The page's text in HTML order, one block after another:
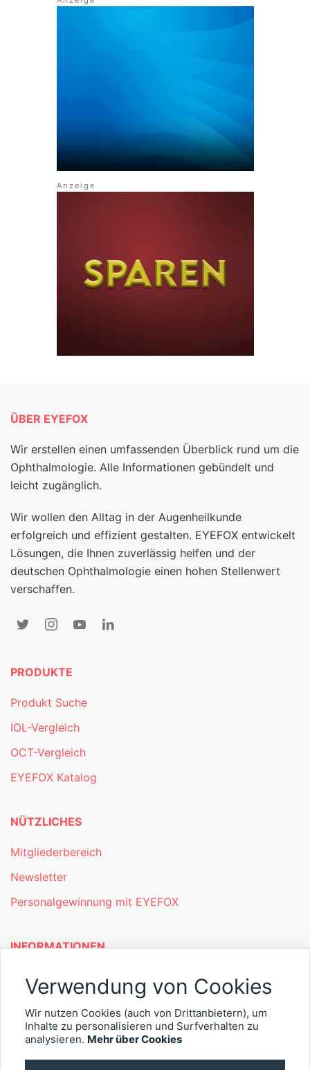
ÜBER EYEFOX
Wir erstellen einen umfassenden Überblick rund um die
Ophthalmologie. Alle Informationen gebündelt und
leicht zugänglich.
Wir wollen den Alltag in der Augenheilkunde
erfolgreich und effizient gestalten. EYEFOX entwickelt
Lösungen, die Ihnen zuverlässig helfen und der
deutschen Ophthalmologie einen hohen Stellenwert
verschaffen.
PRODUKTE
Produkt Suche
IOL-Vergleich
OCT-Vergleich
EYEFOX Katalog
NÜTZLICHES
Mitgliederbereich
Newsletter
Personalgewinnung mit EYEFOX
INFORMATIONEN
Was ist EYEFOX – Ihre Möglichkeiten
Kontakt
Verwendung von Cookies
Wir nutzen Cookies (auch von Drittanbietern), um
Inhalte zu personalisieren und Surfverhalten zu
analysieren. Mehr über Cookies